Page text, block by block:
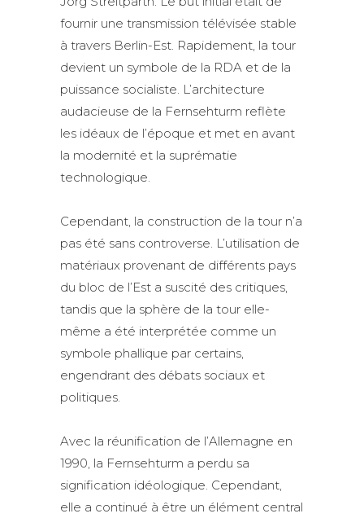
fournir une transmission télévisée stable
à travers Berlin-Est. Rapidement, la tour
devient un symbole de la RDA et de la
puissance socialiste. L’architecture
audacieuse de la Fernsehturm reflète
les idéaux de l’époque et met en avant
la modernité et la suprématie
technologique.
Cependant, la construction de la tour n’a
pas été sans controverse. L’utilisation de
matériaux provenant de différents pays
du bloc de l’Est a suscité des critiques,
tandis que la sphère de la tour elle-
même a été interprétée comme un
symbole phallique par certains,
engendrant des débats sociaux et
politiques.
Avec la réunification de l’Allemagne en
1990, la Fernsehturm a perdu sa
signification idéologique. Cependant,
elle a continué à être un élément central